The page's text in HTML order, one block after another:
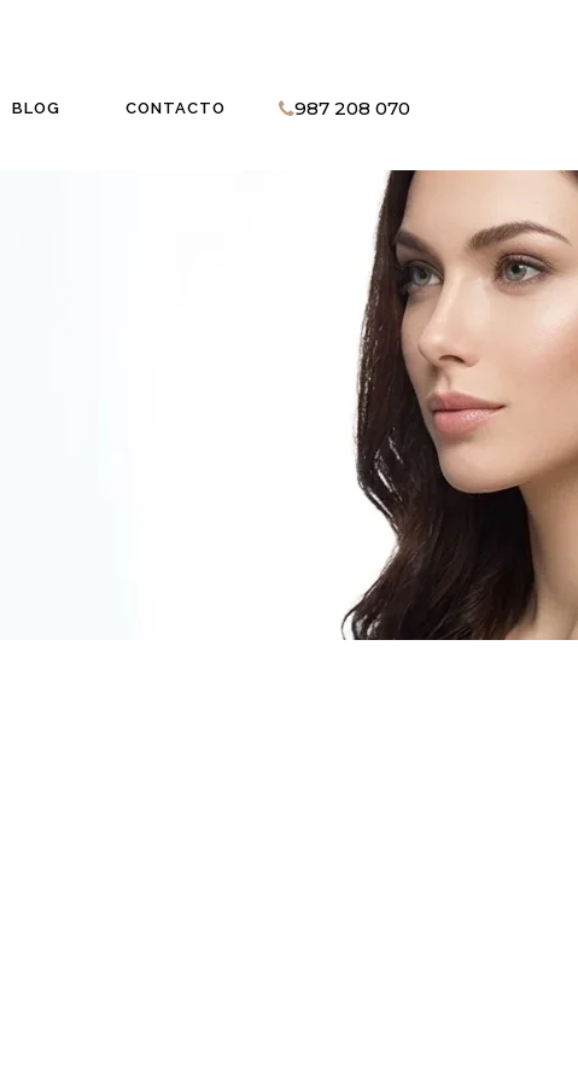
987 208 070
BLOG CONTACTO